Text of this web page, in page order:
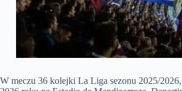
W meczu 36 kolejki La Liga sezonu 2025/